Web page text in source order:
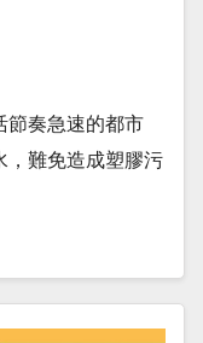
節奏急速的都市
，難免造成塑膠污